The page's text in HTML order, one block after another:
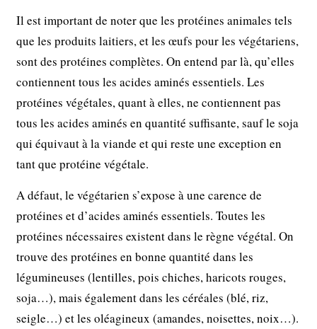
Il est important de noter que les protéines animales tels
que les produits laitiers, et les œufs pour les végétariens,
sont des protéines complètes. On entend par là, qu’elles
contiennent tous les acides aminés essentiels. Les
protéines végétales, quant à elles, ne contiennent pas
tous les acides aminés en quantité suffisante, sauf le soja
qui équivaut à la viande et qui reste une exception en
tant que protéine végétale.
A défaut, le végétarien s’expose à une carence de
protéines et d’acides aminés essentiels. Toutes les
protéines nécessaires existent dans le règne végétal. On
trouve des protéines en bonne quantité dans les
légumineuses (lentilles, pois chiches, haricots rouges,
soja…), mais également dans les céréales (blé, riz,
seigle…) et les oléagineux (amandes, noisettes, noix…).